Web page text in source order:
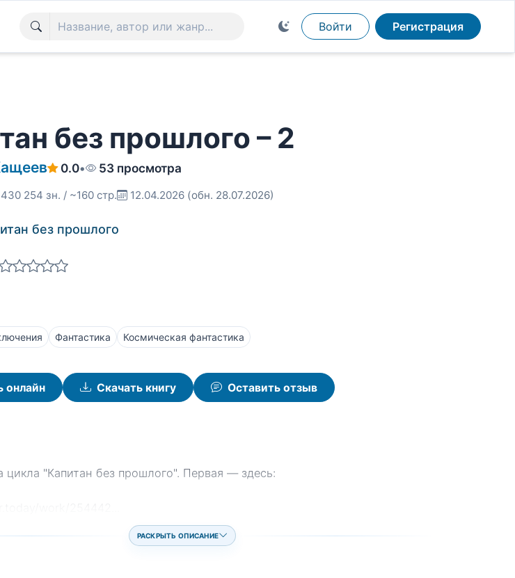
Войти Регистрация
без прошлого – 2
0.0• 53 просмотра
430 254 зн. / ~160 стр. 12.04.2026 (обн. 28.07.2026)
без прошлого
Фантастика Космическая фантастика
онлайн Скачать книгу Оставить отзыв
цикла "Капитан без прошлого". Первая — здесь:
РАСКРЫТЬ ОПИСАНИЕ